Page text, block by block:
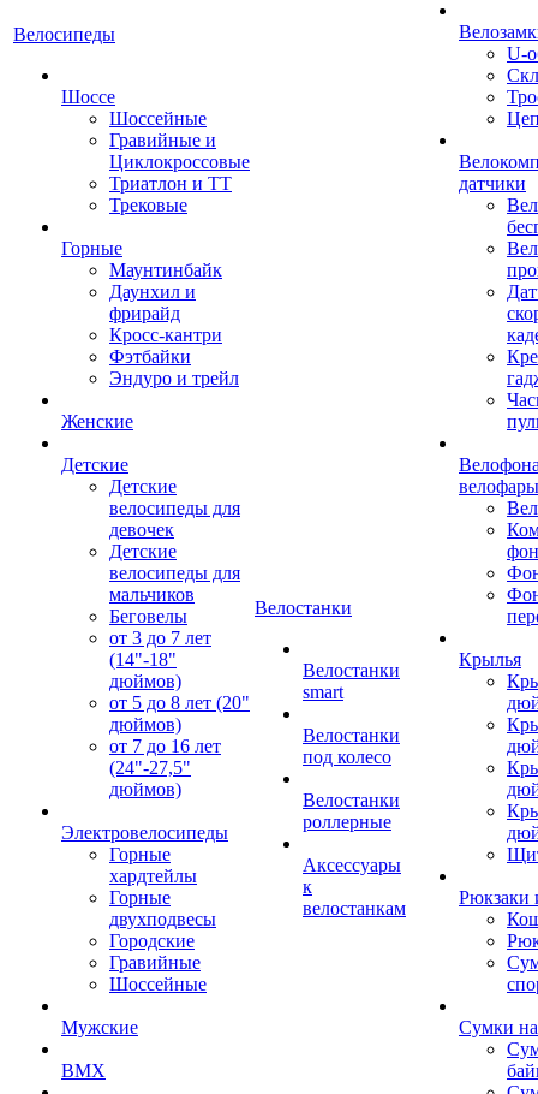
Велосипеды
Шоссе
Шоссейные
Гравийные и
Циклокроссовые
Триатлон и ТТ
Трековые
Горные
Маунтинбайк
Даунхил и
фрирайд
Кросс-кантри
Фэтбайки
Эндуро и трейл
Женские
Детские
Детские
велосипеды для
девочек
Детские
велосипеды для
мальчиков
Беговелы
от 3 до 7 лет
(14"-18"
дюймов)
от 5 до 8 лет (20"
дюймов)
от 7 до 16 лет
(24"-27,5"
дюймов)
Электровелосипеды
Горные
хардтейлы
Горные
двухподвесы
Городские
Гравийные
Шоссейные
Мужские
BMX
Велостанки
Велостанки
smart
Велостанки
под колесо
Велостанки
роллерные
Аксессуары
к
велостанкам
U-
датчики
велофары
Крылья
Рюкзаки
Сумки